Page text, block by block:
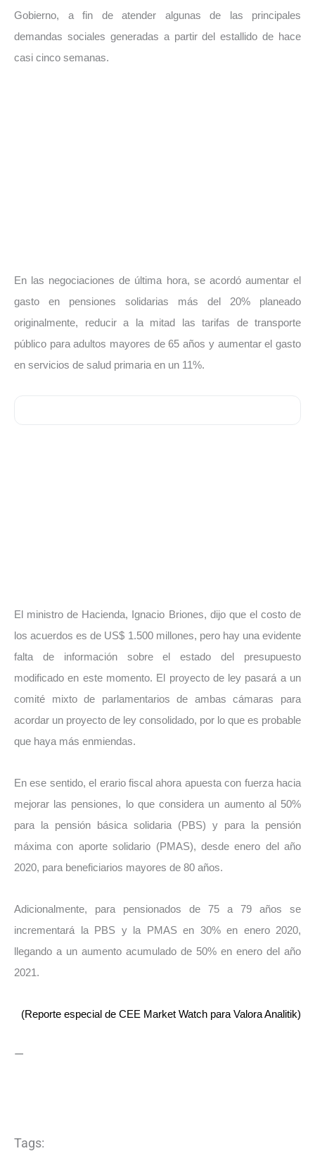
Gobierno, a fin de atender algunas de las principales
demandas sociales generadas a partir del estallido de hace
casi cinco semanas.
En las negociaciones de última hora, se acordó aumentar el
gasto en pensiones solidarias más del 20% planeado
originalmente, reducir a la mitad las tarifas de transporte
público para adultos mayores de 65 años y aumentar el gasto
en servicios de salud primaria en un 11%.
El ministro de Hacienda, Ignacio Briones, dijo que el costo de
los acuerdos es de US$ 1.500 millones, pero hay una evidente
falta de información sobre el estado del presupuesto
modificado en este momento. El proyecto de ley pasará a un
comité mixto de parlamentarios de ambas cámaras para
acordar un proyecto de ley consolidado, por lo que es probable
que haya más enmiendas.
En ese sentido, el erario fiscal ahora apuesta con fuerza hacia
mejorar las pensiones, lo que considera un aumento al 50%
para la pensión básica solidaria (PBS) y para la pensión
máxima con aporte solidario (PMAS), desde enero del año
2020, para beneficiarios mayores de 80 años.
Adicionalmente, para pensionados de 75 a 79 años se
incrementará la PBS y la PMAS en 30% en enero 2020,
llegando a un aumento acumulado de 50% en enero del año
2021.
(Reporte especial de CEE Market Watch para Valora Analitik)
—
Tags: